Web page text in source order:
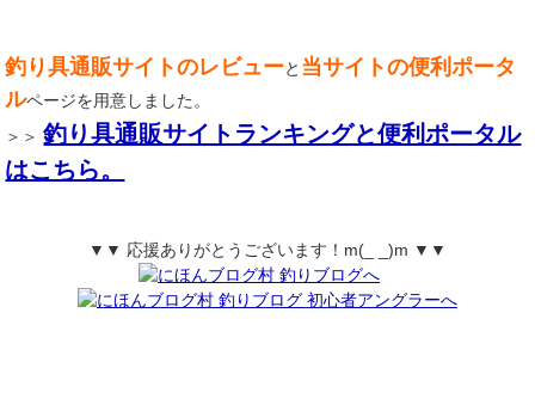
釣り具通販サイトのレビューと 当サイトの便利ポータ
ルページを用意しました。
＞＞釣り具通販サイトランキングと便利ポータル
はこちら。
▼▼ 応援ありがとうございます！m(_ _)m ▼▼